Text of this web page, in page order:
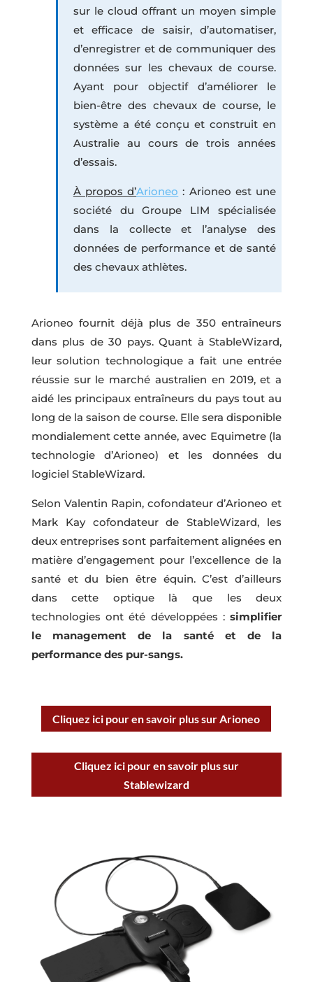
sur le cloud offrant un moyen simple
et efficace de saisir, d’automatiser,
d’enregistrer et de communiquer des
données sur les chevaux de course.
Ayant pour objectif d’améliorer le
bien-être des chevaux de course, le
système a été conçu et construit en
Australie au cours de trois années
d’essais.
À propos d’Arioneo : Arioneo est une
société du Groupe LIM spécialisée
dans la collecte et l’analyse des
données de performance et de santé
des chevaux athlètes.
Arioneo fournit déjà plus de 350 entraîneurs
dans plus de 30 pays. Quant à StableWizard,
leur solution technologique a fait une entrée
réussie sur le marché australien en 2019, et a
aidé les principaux entraîneurs du pays tout au
long de la saison de course. Elle sera disponible
mondialement cette année, avec Equimetre (la
technologie d’Arioneo) et les données du
logiciel StableWizard.
Selon Valentin Rapin, cofondateur d’Arioneo et
Mark Kay cofondateur de StableWizard, les
deux entreprises sont parfaitement alignées en
matière d’engagement pour l’excellence de la
santé et du bien être équin. C’est d’ailleurs
dans cette optique là que les deux
technologies ont été développées :simplifier
le management de la santé et de la
performance des pur-sangs.
Cliquez ici pour en savoir plus sur Arioneo
Cliquez ici pour en savoir plus sur
Stablewizard